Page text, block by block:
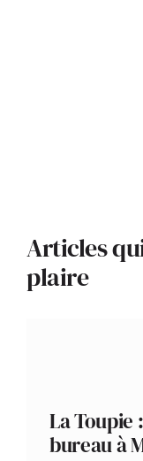
Articles
plaire
La Toupie
bureau à